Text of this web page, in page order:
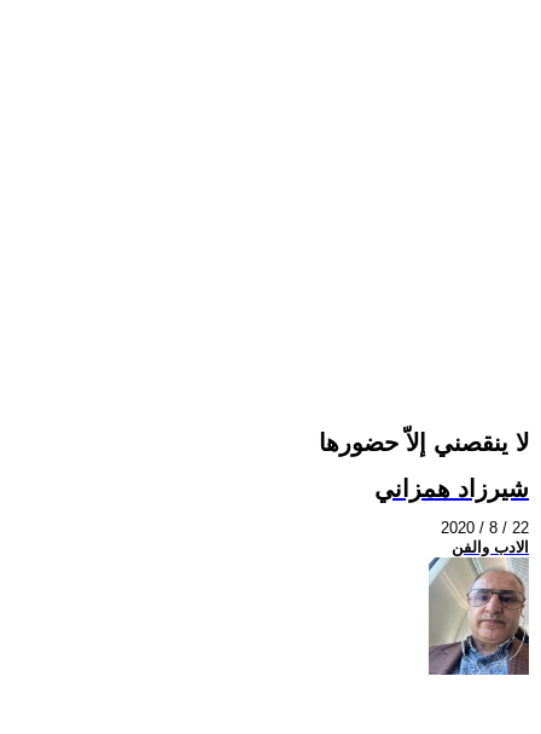
لا ينقصني إلاّ حضورها
شيرزاد همزاني
2020 / 8 / 22
الادب والفن